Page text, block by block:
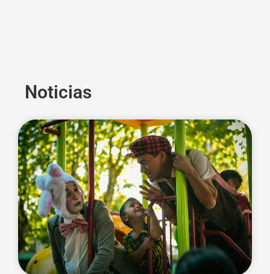
Noticias